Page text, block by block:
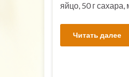
яйцо, 50 г
Читать далее